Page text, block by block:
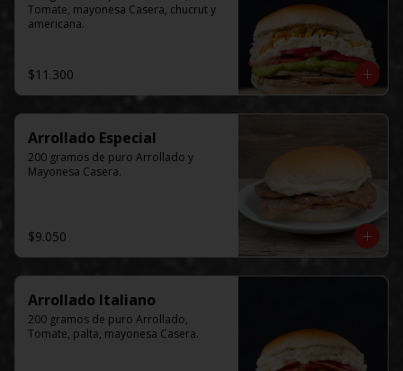
Tomate, mayonesa Casera, chucrut y
americana.
$11.300
Arrollado Especial
200 gramos de puro Arrollado y
Mayonesa Casera.
$9.050
Arrollado Italiano
200 gramos de puro Arrollado,
Tomate, palta, mayonesa Casera.